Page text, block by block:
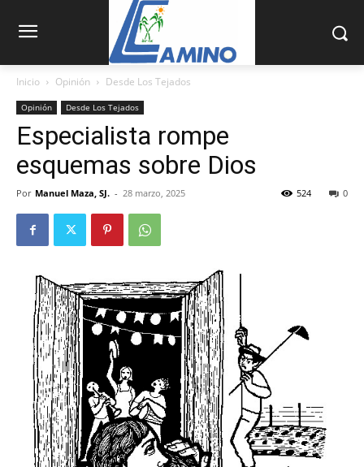
Inicio Opinión Desde Los Tejados
Opinión Desde Los Tejados
Especialista rompe
esquemas sobre Dios
Por Manuel Maza, SJ. - 28 marzo, 2025 0
524